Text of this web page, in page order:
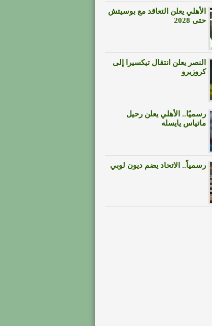
الأهلي يعلن التعاقد مع بوسيتش
حتى 2028
النصر يعلن انتقال تيكسيرا إلى
كروزيرو
رسميًا.. الأهلي يعلن رحيل
ماتياس يايسله
رسمياً.. الاتحاد يضم ديون لوبي